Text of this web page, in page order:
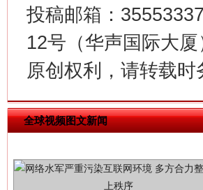
投稿邮箱：
12号（华声国际大
原创权利，请转载
全球视频图文新闻“刷贴”乱象丛生